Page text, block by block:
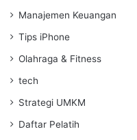
Manajemen Keuangan
Tips iPhone
Olahraga & Fitness
tech
Strategi UMKM
Daftar Pelatih